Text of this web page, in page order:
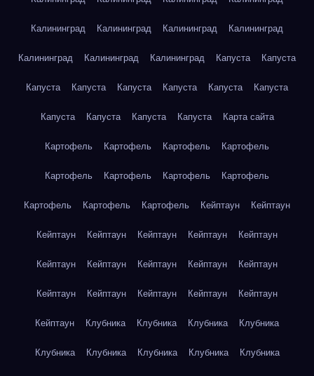
Калининград Калининград Калининград Калининград
Калининград Калининград Калининград Капуста Капуста
Капуста Капуста Капуста Капуста Капуста Капуста
Капуста Капуста Капуста Капуста Карта сайта
Картофель Картофель Картофель Картофель
Картофель Картофель Картофель Картофель
Картофель Картофель Картофель Кейптаун Кейптаун
Кейптаун Кейптаун Кейптаун Кейптаун Кейптаун
Кейптаун Кейптаун Кейптаун Кейптаун Кейптаун
Кейптаун Кейптаун Кейптаун Кейптаун Кейптаун
Кейптаун Клубника Клубника Клубника Клубника
Клубника Клубника Клубника Клубника Клубника